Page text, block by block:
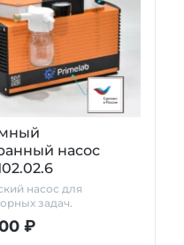
насос
насос для
задач.
₽